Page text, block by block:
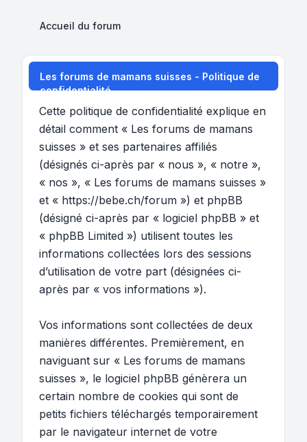
Accueil du forum
Les forums de mamans suisses - Politique de
confidentialité
Cette politique de confidentialité explique en
détail comment « Les forums de mamans
suisses » et ses partenaires affiliés
(désignés ci-après par « nous », « notre »,
« nos », « Les forums de mamans suisses »
et « https://bebe.ch/forum ») et phpBB
(désigné ci-après par « logiciel phpBB » et
« phpBB Limited ») utilisent toutes les
informations collectées lors des sessions
d’utilisation de votre part (désignées ci-
après par « vos informations »).
Vos informations sont collectées de deux
manières différentes. Premièrement, en
naviguant sur « Les forums de mamans
suisses », le logiciel phpBB génèrera un
certain nombre de cookies qui sont de
petits fichiers téléchargés temporairement
par le navigateur internet de votre